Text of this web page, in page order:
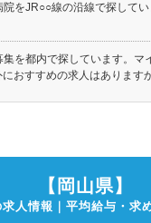
院をJR○○線の沿線で探して
集を都内で探しています。
おすすめの求人はありますか
【岡山県】
人情報｜平均給与・求